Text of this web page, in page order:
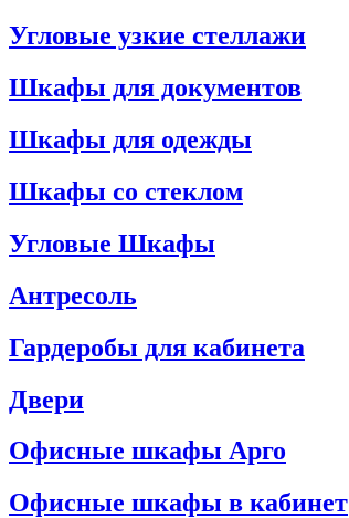
Угловые узкие стеллажи
Шкафы для документов
Шкафы для одежды
Шкафы со стеклом
Угловые Шкафы
Антресоль
Гардеробы для кабинета
Двери
Офисные шкафы Арго
Офисные шкафы в кабинет